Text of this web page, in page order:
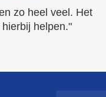
zo heel veel. Het
helpen."